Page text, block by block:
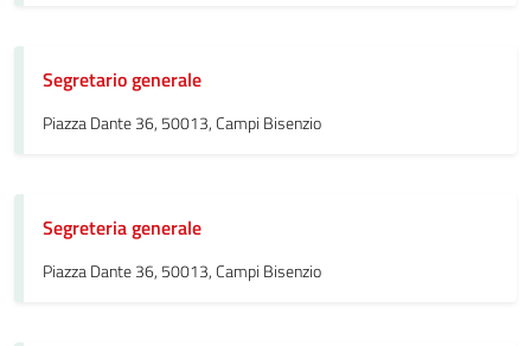
Segretario generale
Piazza Dante 36, 50013, Campi Bisenzio
Segreteria generale
Piazza Dante 36, 50013, Campi Bisenzio